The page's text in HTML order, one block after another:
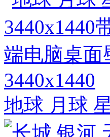
3440x1440
地球 月球